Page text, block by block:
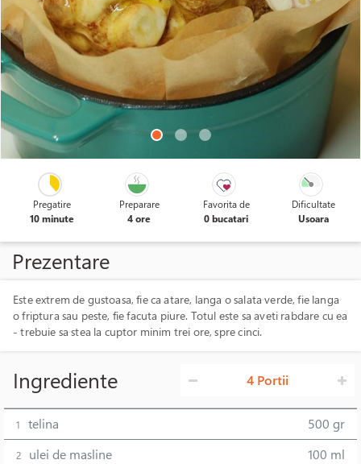
Pregatire
10 minute
Preparare
4 ore
Favorita de
0 bucatari
Dificultate
Usoara
Prezentare
Este extrem de gustoasa, fie ca atare, langa o salata verde, fie langa
o friptura sau peste, fie facuta piure. Totul este sa aveti rabdare cu ea
- trebuie sa stea la cuptor minim trei ore, spre cinci.
Ingrediente 4 Portii
1 telina 500 gr
2 ulei de masline 100 ml